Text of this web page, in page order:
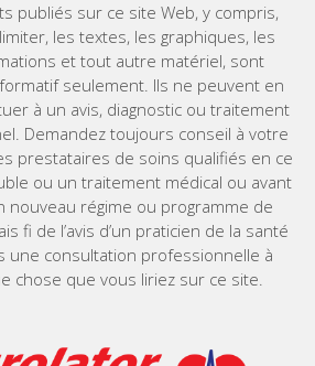
publiés sur ce site Web, y compris,
les textes, les graphiques, les
et tout autre matériel, sont
seulement. Ils ne peuvent en
à un avis, diagnostic ou traitement
Demandez toujours conseil à votre
prestataires de soins qualifiés en ce
ou un traitement médical ou avant
nouveau régime ou programme de
fi de l’avis d’un praticien de la santé
une consultation professionnelle à
chose que vous liriez sur ce site.
Home